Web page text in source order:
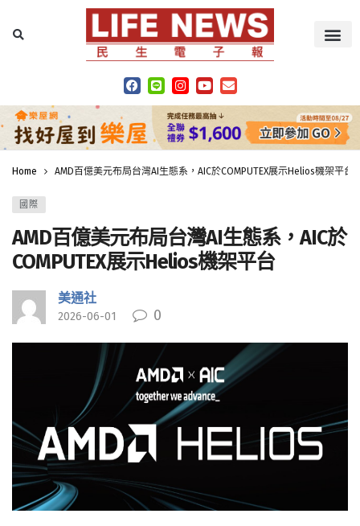
Home AMD百億美元布局台灣AI生態系，AIC於COMPUTEX展示Helios機架平台
國際
AMD百億美元布局台灣AI生態系，AIC於
COMPUTEX展示Helios機架平台
美通社
2026-06-01 0